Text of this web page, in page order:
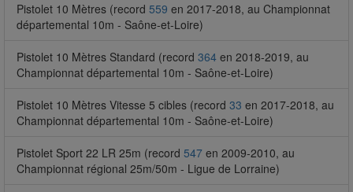
Pistolet 10 Mètres (record 559 en 2017-2018, au Championnat
départemental 10m - Saône-et-Loire)
Pistolet 10 Mètres Standard (record 364 en 2018-2019, au
Championnat départemental 10m - Saône-et-Loire)
Pistolet 10 Mètres Vitesse 5 cibles (record 33 en 2017-2018, au
Championnat départemental 10m - Saône-et-Loire)
Pistolet Sport 22 LR 25m (record 547 en 2009-2010, au
Championnat régional 25m/50m - Ligue de Lorraine)